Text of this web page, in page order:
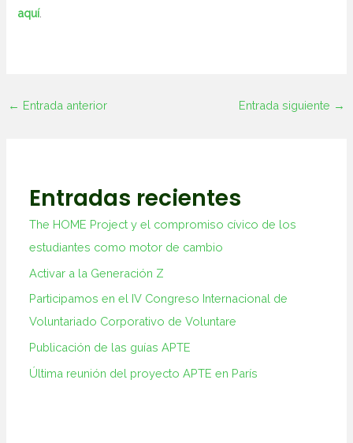
aquí.
← Entrada anterior Entrada siguiente →
Entradas recientes
The HOME Project y el compromiso cívico de los
estudiantes como motor de cambio
Activar a la Generación Z
Participamos en el IV Congreso Internacional de
Voluntariado Corporativo de Voluntare
Publicación de las guías APTE
Última reunión del proyecto APTE en París